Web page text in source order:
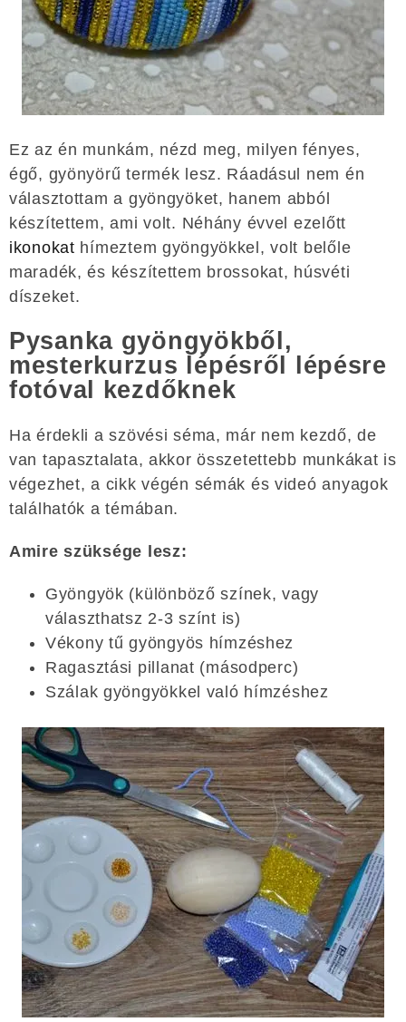
Ez az én munkám, nézd meg, milyen fényes,
égő, gyönyörű termék lesz. Ráadásul nem én
választottam a gyöngyöket, hanem abból
készítettem, ami volt. Néhány évvel ezelőtt
ikonokat hímeztem gyöngyökkel, volt belőle
maradék, és készítettem brossokat, húsvéti
díszeket.
Pysanka gyöngyökből,
mesterkurzus lépésről lépésre
fotóval kezdőknek
Ha érdekli a szövési séma, már nem kezdő, de
van tapasztalata, akkor összetettebb munkákat is
végezhet, a cikk végén sémák és videó anyagok
találhatók a témában.
Amire szüksége lesz:
Gyöngyök (különböző színek, vagy
választhatsz 2-3 színt is)
Vékony tű gyöngyös hímzéshez
Ragasztási pillanat (másodperc)
Szálak gyöngyökkel való hímzéshez